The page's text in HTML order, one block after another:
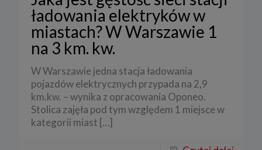
ładowania elektryków w
miastach? W Warszawie 1
na 3 km. kw.
W Warszawie jedna stacja ładowania
pojazdów elektrycznych przypada na 2,9
km.kw. – wynika z opracowania Oponeo.
Stolica zajęła pod tym względem 1 miejsce w
kategorii miast […]